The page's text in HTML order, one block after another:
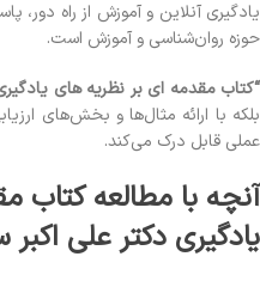
یادگیری آنلاین و آموزش از راه
حوزه روان‌شناسی و آموزش است.
“کتاب مقدمه ای بر نظریه های
بلکه با ارائه مثال‌ها و بخش‌های
عملی قابل درک می‌کند.
آنچه با مطالعه کتاب
یادگیری دکتر علی